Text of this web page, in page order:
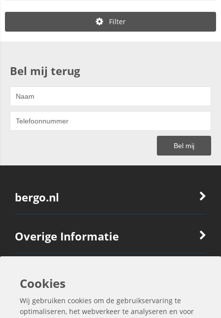
Filter
Bel mij terug
bergo.nl
Overige Informatie
Ook Interessant
Contactgegevens
Cookies
Wij gebruiken cookies om de gebruikservaring te
optimaliseren, het webverkeer te analyseren en voor